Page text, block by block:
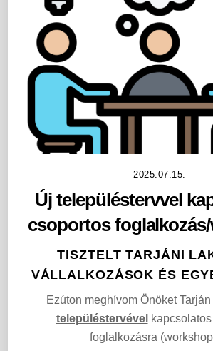
2025.07.15.
Új településtervvel
csoportos
TISZTELT TARJÁNI
VÁLLALKOZÁSOK ÉS
Ezúton meghívom Önöket
településtervével
foglalkozásra